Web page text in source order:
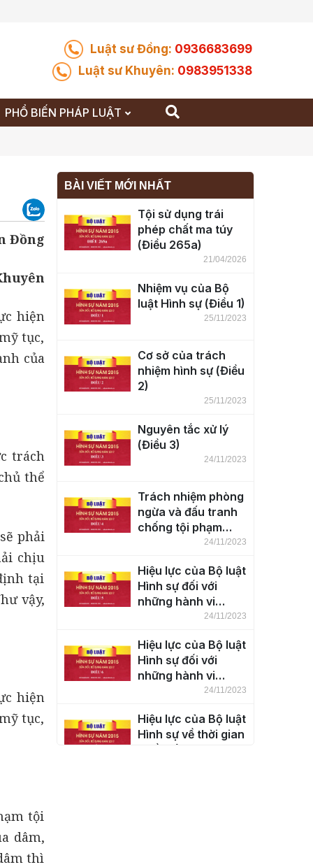
Luật sư Đồng: 0936683699
Luật sư Khuyên: 0983951338
PHỔ BIẾN PHÁP LUẬT
Đồng
hiện
tục,
của
trách
thể
phải
chịu
tại
vậy,
hiện
tục,
tội
dâm,
thì
BÀI VIẾT MỚI NHẤT
Tội sử dụng trái
phép chất ma túy
(Điều 265a)
21/04/2026
Nhiệm vụ của Bộ
luật Hình sự (Điều 1)
25/11/2023
Cơ sở của trách
nhiệm hình sự (Điều
2)
25/11/2023
Nguyên tắc xử lý
(Điều 3)
24/11/2023
Trách nhiệm phòng
ngừa và đấu tranh
chống tội phạm
24/11/2023
Hiệu lực của Bộ luật
Hình sự đối với
những hành vi
phạm tội trên lãnh
xã hội chủ nghĩa
Việt Nam (Điều 5)
24/11/2023
Hiệu lực của Bộ luật
Hình sự đối với
những hành vi
phạm tội ở ngoài
hòa xã hội chủ
nghĩa Việt Nam
24/11/2023
Hiệu lực của Bộ luật
Hình sự về thời gian
(Điều 7)